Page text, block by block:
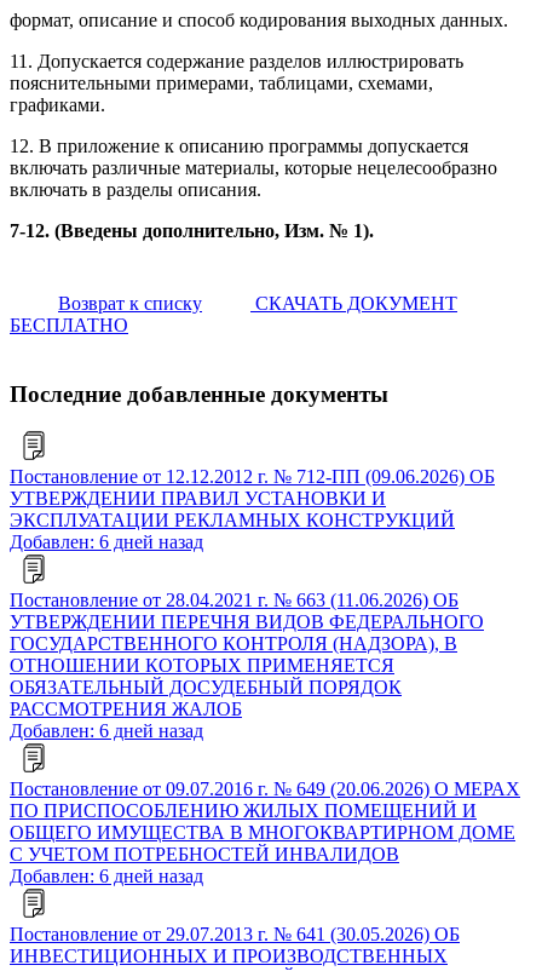
формат, описание и способ кодирования выходных данных.
11. Допускается содержание разделов иллюстрировать
пояснительными примерами, таблицами, схемами,
графиками.
12. В приложение к описанию программы допускается
включать различные материалы, которые нецелесообразно
включать в разделы описания.
7-12. (Введены дополнительно, Изм. № 1).
Возврат к списку
СКАЧАТЬ ДОКУМЕНТ
БЕСПЛАТНО
Последние добавленные документы
Постановление от 12.12.2012 г. № 712-ПП (09.06.2026) ОБ
УТВЕРЖДЕНИИ ПРАВИЛ УСТАНОВКИ И
ЭКСПЛУАТАЦИИ РЕКЛАМНЫХ КОНСТРУКЦИЙ
Добавлен: 6 дней назад
Постановление от 28.04.2021 г. № 663 (11.06.2026) ОБ
УТВЕРЖДЕНИИ ПЕРЕЧНЯ ВИДОВ ФЕДЕРАЛЬНОГО
ГОСУДАРСТВЕННОГО КОНТРОЛЯ (НАДЗОРА), В
ОТНОШЕНИИ КОТОРЫХ ПРИМЕНЯЕТСЯ
ОБЯЗАТЕЛЬНЫЙ ДОСУДЕБНЫЙ ПОРЯДОК
РАССМОТРЕНИЯ ЖАЛОБ
Добавлен: 6 дней назад
Постановление от 09.07.2016 г. № 649 (20.06.2026) О МЕРАХ
ПО ПРИСПОСОБЛЕНИЮ ЖИЛЫХ ПОМЕЩЕНИЙ И
ОБЩЕГО ИМУЩЕСТВА В МНОГОКВАРТИРНОМ ДОМЕ
С УЧЕТОМ ПОТРЕБНОСТЕЙ ИНВАЛИДОВ
Добавлен: 6 дней назад
Постановление от 29.07.2013 г. № 641 (30.05.2026) ОБ
ИНВЕСТИЦИОННЫХ И ПРОИЗВОДСТВЕННЫХ